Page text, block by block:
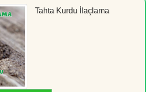
Tahta Kurdu İlaçlama